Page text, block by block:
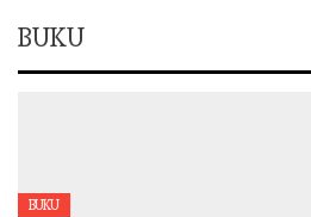
BUKU